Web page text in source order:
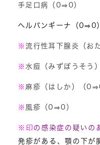
手足口病（0⇒0）
ヘルパンギーナ（0⇒0
※流行性耳下腺炎（お
※ 水痘（みずぼうそう
※ 麻疹（はしか）（
※ 風疹（0⇒0）
※ 印 の感染症の疑いの
発疹がある、顎の下が